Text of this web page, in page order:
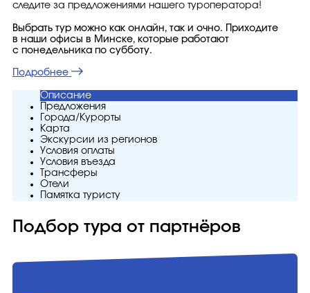
следите за предложениями нашего туроператора!
Выбрать тур можно как онлайн, так и очно. Приходите
в наши офисы в Минске, которые работают
с понедельника по субботу.
Подробнее
Описание
Предложения
Города/Курорты
Карта
Экскурсии из регионов
Условия оплаты
Условия въезда
Трансферы
Отели
Памятка туристу
Подбор тура от партнёров